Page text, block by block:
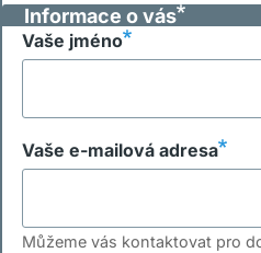
Informace o vás
Vaše jméno
Vaše e-mailová adresa
Můžeme vás kontaktovat pro